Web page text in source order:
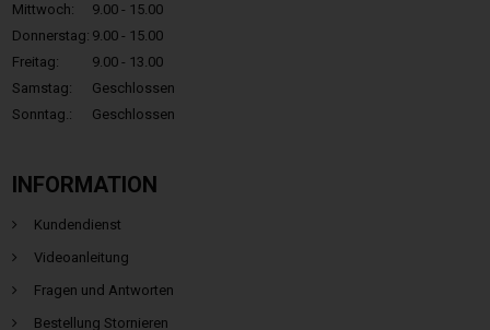
Mittwoch:
9.00 - 15.00
Donnerstag: 9.00 - 15.00
Freitag:
9.00 - 13.00
Samstag:
Geschlossen
Sonntag.:
Geschlossen
INFORMATION
Kundendienst
Videoanleitung
Fragen und Antworten
Bestellung Stornieren